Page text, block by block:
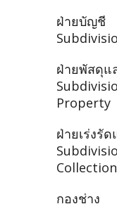
ฝ่ายบัญชี
ฝ่ายพัสดุแ
Property
ฝ่ายเร่งรั
Collection
กองช่าง